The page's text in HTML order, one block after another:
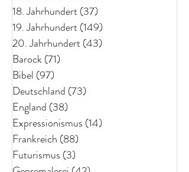
18. Jahrhundert(37)
19. Jahrhundert(149)
20. Jahrhundert(43)
Barock(71)
Bibel (97)
Deutschland (73)
England (38)
Expressionismus (14)
Frankreich (88)
Futurismus (3)